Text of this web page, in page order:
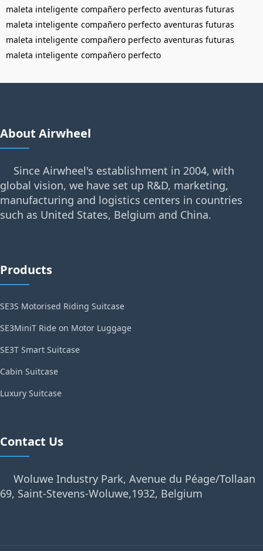
maleta inteligente compañero perfecto aventuras futuras
maleta inteligente compañero perfecto aventuras futuras
maleta inteligente compañero perfecto aventuras futuras
maleta inteligente compañero perfecto
About Airwheel
Since Airwheel's establishment in 2004, with
global vision, we have set up R&D, marketing,
manufacturing and logistics centers in countries
such as United States, Belgium and China.
Products
SE3S Motorised Riding Suitcase
SE3MiniT Ride on Motor Luggage
SE3T Smart Suitcase
Cabin Suitcase
Luxury Suitcase
Contact Us
Woluwe Industry Park, Avenue du Péage/Tollaan
69, Saint-Stevens-Woluwe,1932, Belgium